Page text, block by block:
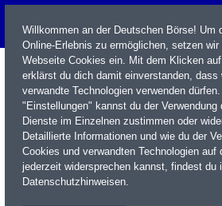
Name / WKN / ISIN / Kürzel
Willkommen an der Deutschen Börse! Um
Online-Erlebnis zu ermöglichen, setzen wir
Webseite Cookies ein. Mit dem Klicken
erklärst du dich damit einverstanden, dass
verwandte Technologien verwenden
"Einstellungen" kannst du der Verwendung
Dienste im Einzelnen zustimmen oder
Detaillierte Informationen und wie du der
Cookies und verwandten Technologien auf
jederzeit widersprechen kannst, findest du
Datenschutzhinweisen.